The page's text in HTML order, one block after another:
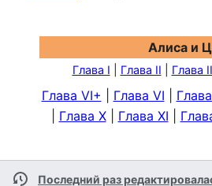
Алиса и
Глава I Глава II Глава
Глава VI+ Глава VI
Глава X| Глава XI
Последний раз